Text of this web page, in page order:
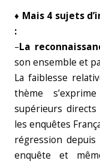
♦ Mais 4 sujets
:
–La
son ensemble et
La faiblesse
thème
supérieurs directs
les enquêtes
régression depuis
enquête et